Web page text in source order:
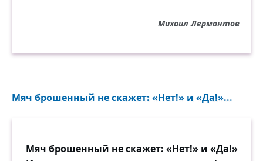
Михаил Лермонтов
Мяч брошенный не скажет: «Нет!» и «Да!»...
Мяч брошенный не скажет: «Нет!» и «Да!»